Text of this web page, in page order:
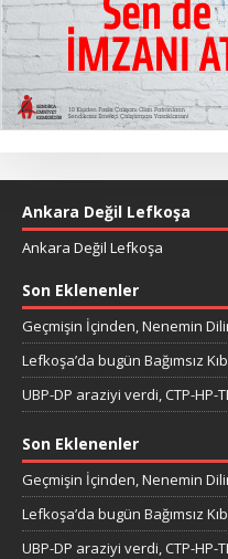
Ankara Değil Lefkoşa
Ankara Değil Lefkoşa
Son Eklenenler
Geçmişin İçinden, Nenemin
Lefkoşa’da bugün Bağımsız
UBP-DP araziyi verdi, CTP-HP-
Son Eklenenler
Geçmişin İçinden, Nenemin
Lefkoşa’da bugün Bağımsız
UBP-DP araziyi verdi, CTP-HP-